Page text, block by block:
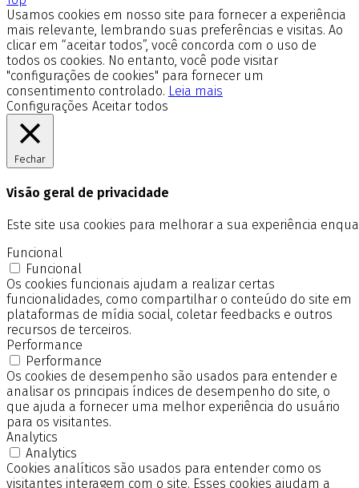
Usamos cookies em nosso site para fornecer a experiência
mais relevante, lembrando suas preferências e visitas. Ao
clicar em “aceitar todos”, você concorda com o uso de
todos os cookies. No entanto, você pode visitar
"configurações de cookies" para fornecer um
consentimento controlado. Leia mais
Configurações Aceitar todos
Fechar
Visão geral de privacidade
Este site usa cookies para melhorar a sua experiência
Funcional
Funcional
Os cookies funcionais ajudam a realizar certas
funcionalidades, como compartilhar o conteúdo do site em
plataformas de mídia social, coletar feedbacks e outros
recursos de terceiros.
Performance
Performance
Os cookies de desempenho são usados para entender e
analisar os principais índices de desempenho do site, o
que ajuda a fornecer uma melhor experiência do usuário
para os visitantes.
Analytics
Analytics
Cookies analíticos são usados para entender como os
visitantes interagem com o site. Esses cookies ajudam a